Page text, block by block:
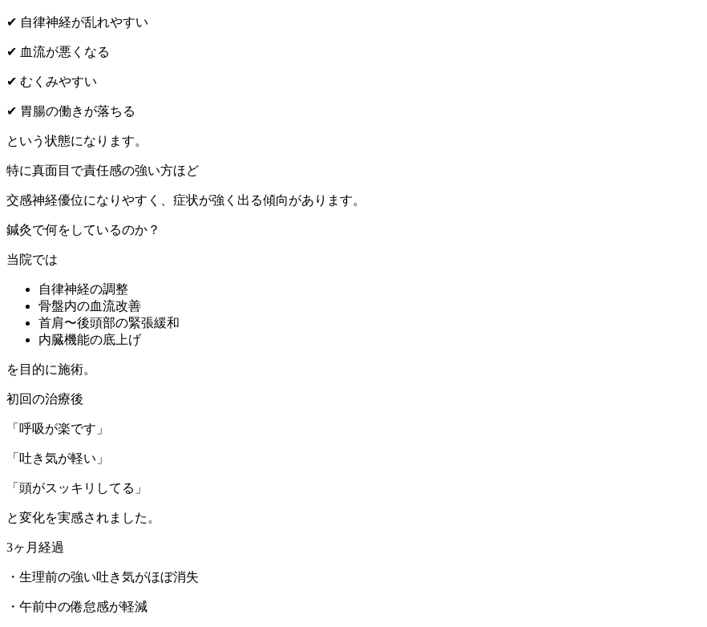
✔ 自律神経が乱れやすい
✔ 血流が悪くなる
✔ むくみやすい
✔ 胃腸の働きが落ちる
という状態になります。
特に真面目で責任感の強い方ほど
交感神経優位になりやすく、症状が強く出る傾向があります。
鍼灸で何をしているのか？
当院では
自律神経の調整
骨盤内の血流改善
首肩〜後頭部の緊張緩和
内臓機能の底上げ
を目的に施術。
初回の治療後
「呼吸が楽です」
「吐き気が軽い」
「頭がスッキリしてる」
と変化を実感されました。
3ヶ月経過
・生理前の強い吐き気がほぼ消失
・午前中の倦怠感が軽減